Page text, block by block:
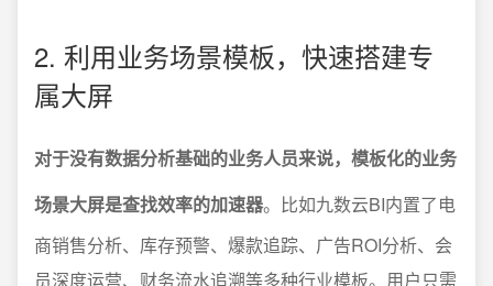
2. 利用业务场景模板，快速搭建专
属大屏
对于没有数据分析基础的业务人员来说，模板化的业务
场景大屏是查找效率的加速器。比如九数云BI内置了电
商销售分析、库存预警、爆款追踪、广告ROI分析、会
员深度运营、财务流水追溯等多种行业模板。用户只需